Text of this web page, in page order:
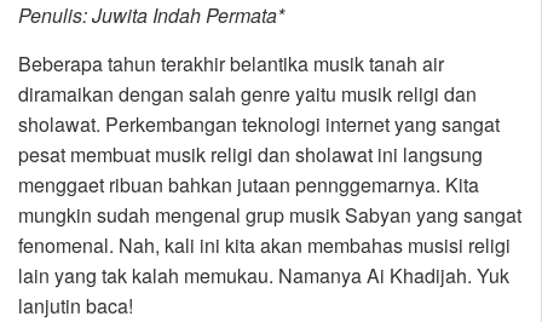
Penulis: Juwita Indah Permata*
Beberapa tahun terakhir belantika musik tanah air
diramaikan dengan salah genre yaitu musik religi dan
sholawat. Perkembangan teknologi internet yang sangat
pesat membuat musik religi dan sholawat ini langsung
menggaet ribuan bahkan jutaan pennggemarnya. Kita
mungkin sudah mengenal grup musik Sabyan yang sangat
fenomenal. Nah, kali ini kita akan membahas musisi religi
lain yang tak kalah memukau. Namanya Ai Khadijah. Yuk
lanjutin baca!